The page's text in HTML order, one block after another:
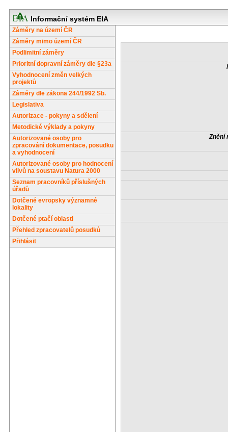
Informační systém EIA
Záměry na území ČR
Záměry mimo území ČR
Podlimitní záměry
Prioritní dopravní záměry dle §23a
Vyhodnocení změn velkých
projektů
Záměry dle zákona 244/1992 Sb.
Legislativa
Autorizace - pokyny a sdělení
Metodické výklady a pokyny
Autorizované osoby pro
zpracování dokumentace, posudku
a vyhodnocení
Autorizované osoby pro hodnocení
vlivů na soustavu Natura 2000
Seznam pracovníků příslušných
úřadů
Dotčené evropsky významné
lokality
Dotčené ptačí oblasti
Přehled zpracovatelů posudků
Přihlásit
Znění